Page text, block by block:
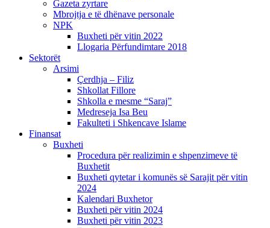
Gazeta zyrtare
Mbrojtja e të dhënave personale
NPK
Buxheti për vitin 2022
Llogaria Përfundimtare 2018
Sektorët
Arsimi
Çerdhja – Filiz
Shkollat Fillore
Shkolla e mesme “Saraj”
Medreseja Isa Beu
Fakulteti i Shkencave Islame
Finansat
Buxheti
Procedura për realizimin e shpenzimeve të
Buxhetit
Buxheti qytetar i komunës së Sarajit për vitin
2024
Kalendari Buxhetor
Buxheti për vitin 2024
Buxheti për vitin 2023